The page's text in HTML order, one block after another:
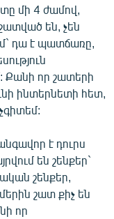
մի 4 ժամով,
են, չեն
դա է պատճառը,
Քանի որ շատերի
ինտերնետի հետ,
է դուրս
են շենքեր`
շենքեր,
շատ քիչ են
որ